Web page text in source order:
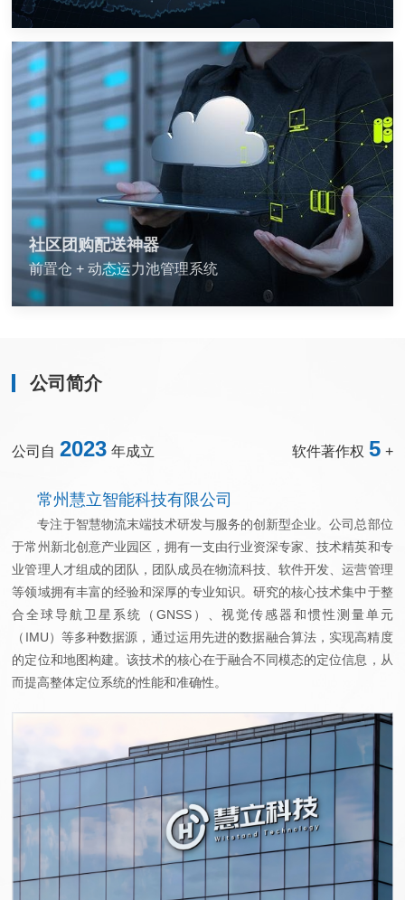
社区团购配送神器
前置仓 + 动态运力池管理系统
公司简介
公司自 2023 年成立 软件著作权 5 +
常州慧立智能科技有限公司
专注于智慧物流末端技术研发与服务的创新型企业。公司总部位
于常州新北创意产业园区，拥有一支由行业资深专家、技术精英和专
业管理人才组成的团队，团队成员在物流科技、软件开发、运营管理
等领域拥有丰富的经验和深厚的专业知识。研究的核心技术集中于整
合全球导航卫星系统（GNSS）、视觉传感器和惯性测量单元
（IMU）等多种数据源，通过运用先进的数据融合算法，实现高精度
的定位和地图构建。该技术的核心在于融合不同模态的定位信息，从
而提高整体定位系统的性能和准确性。